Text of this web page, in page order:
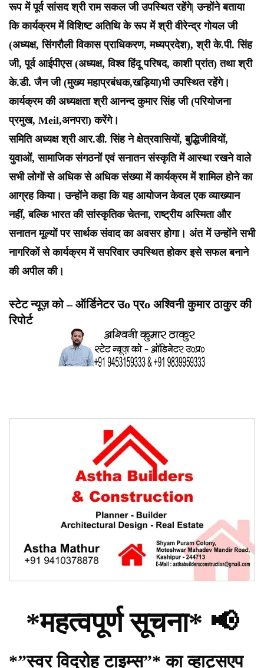
रूप में पूर्व सांसद श्री राम सकल जी उपस्थित रहेंगे| उन्होंने बताया
कि कार्यक्रम में विशिष्ट अतिथि के रूप में श्री वीरेन्द्र गोयल जी
(अध्यक्ष, सिंगरौली विकास प्राधिकरण, मध्यप्रदेश), श्री के.पी. सिंह
जी, पूर्व आईपीएस (अध्यक्ष, विश्व हिंदू परिषद, काशी प्रांत) तथा श्री
के.डी. जैन जी (मुख्य महाप्रबंधक,खड़िया)भी उपस्थित रहेंगे।
कार्यक्रम की अध्यक्षता श्री आनन्द कुमार सिंह जी (परियोजना
प्रमुख, Meil,अनपरा) करेंगे।
समिति अध्यक्ष श्री आर.डी. सिंह ने क्षेत्रवासियों, बुद्धिजीवियों,
युवाओं, सामाजिक संगठनों एवं सनातन संस्कृति में आस्था रखने वाले
सभी लोगों से अधिक से अधिक संख्या में कार्यक्रम में शामिल होने का
आग्रह किया। उन्होंने कहा कि यह आयोजन केवल एक व्याख्यान
नहीं, बल्कि भारत की सांस्कृतिक चेतना, राष्ट्रीय अस्मिता और
सनातन मूल्यों पर सार्थक संवाद का अवसर होगा। अंत में उन्होंने सभी
नागरिकों से कार्यक्रम में सपरिवार उपस्थित होकर इसे सफल बनाने
की अपील की।
स्टेट न्यूज़ को – ऑर्डिनेटर उo प्रo अश्विनी कुमार ठाकुर की
रिपोर्ट
*महत्वपूर्ण सूचना* 📢
*”स्वर विद्रोह टाइम्स”* का व्हाट्सएप